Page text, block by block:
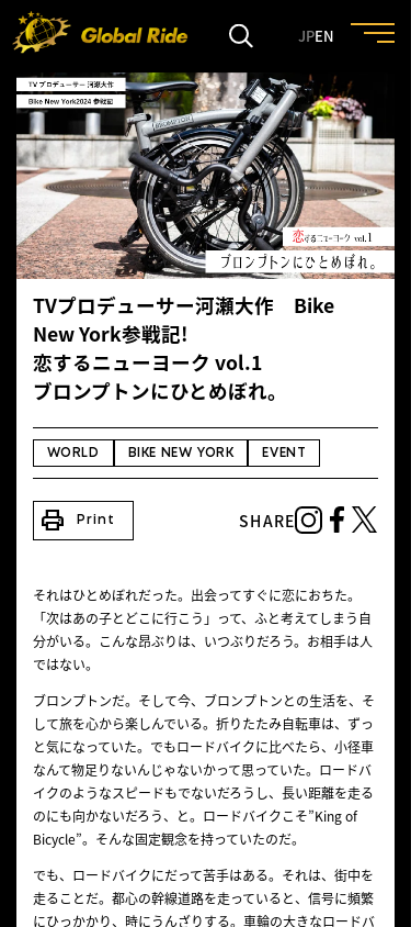
JPEN
HOME
FEATURE
EVENT
CULTURE
TRIP&TRAVEL
ENTRY
NEWS
TVプロデューサー河瀬大作 Bike
New York参戦記!
恋するニューヨーク vol.1
ブロンプトンにひとめぼれ。
WORLD BIKE NEW YORK EVENT
print Print SHARE
それはひとめぼれだった。出会ってすぐに恋におちた。
「次はあの子とどこに行こう」って、ふと考えてしまう自
分がいる。こんな昂ぶりは、いつぶりだろう。お相手は人
ではない。
ブロンプトンだ。そして今、ブロンプトンとの生活を、そ
して旅を心から楽しんでいる。折りたたみ自転車は、ずっ
と気になっていた。でもロードバイクに比べたら、小径車
なんて物足りないんじゃないかって思っていた。ロードバ
イクのようなスピードもでないだろうし、長い距離を走る
のにも向かないだろう、と。ロードバイクこそ”King of
Bicycle”。そんな固定観念を持っていたのだ。
でも、ロードバイクにだって苦手はある。それは、街中を
走ることだ。都心の幹線道路を走っていると、信号に頻繁
にひっかかり、時にうんざりする。車輪の大きなロードバ